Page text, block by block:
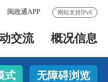
网站支持IPv6
闽政通APP
交流 概况信息
式 无障碍浏览